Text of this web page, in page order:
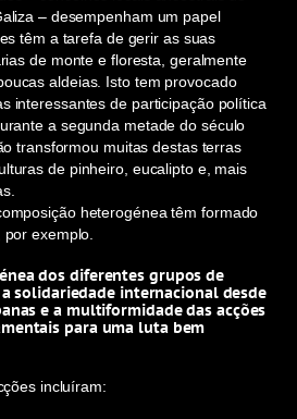
– desempenham um papel
têm a tarefa de gerir as suas
de monte e floresta, geralmente
aldeias. Isto tem provocado
interessantes de participação política
a segunda metade do século
transformou muitas destas terras
de pinheiro, eucalipto e, mais
heterogénea têm formado
exemplo.
dos diferentes grupos de
solidariedade internacional desde
e a multiformidade das acções
para uma luta bem
incluíram: